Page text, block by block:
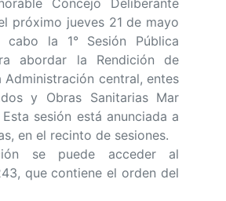
Concejo Deliberante
próximo jueves 21 de mayo
la 1° Sesión Pública
abordar la Rendición de
Administración central, entes
y Obras Sanitarias Mar
sesión está anunciada a
en el recinto de sesiones.
se puede acceder al
que contiene el orden del